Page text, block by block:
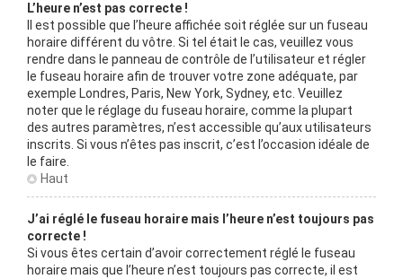
L’heure n’est pas correcte !
Il est possible que l’heure affichée soit réglée sur un fuseau
horaire différent du vôtre. Si tel était le cas, veuillez vous
rendre dans le panneau de contrôle de l’utilisateur et régler
le fuseau horaire afin de trouver votre zone adéquate, par
exemple Londres, Paris, New York, Sydney, etc. Veuillez
noter que le réglage du fuseau horaire, comme la plupart
des autres paramètres, n’est accessible qu’aux utilisateurs
inscrits. Si vous n’êtes pas inscrit, c’est l’occasion idéale de
le faire.
Haut
J’ai réglé le fuseau horaire mais l’heure n’est toujours pas
correcte !
Si vous êtes certain d’avoir correctement réglé le fuseau
horaire mais que l’heure n’est toujours pas correcte, il est